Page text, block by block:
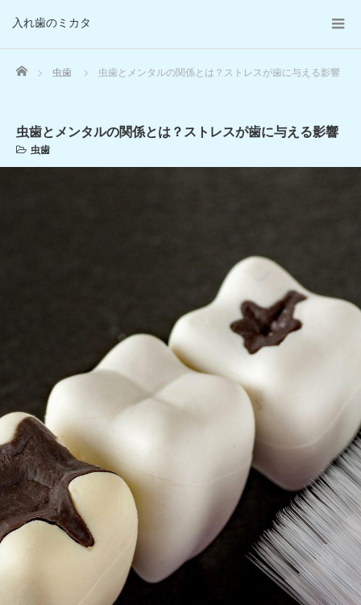
入れ歯のミカタ
Home 虫歯 虫歯とメンタルの関係とは？ストレスが歯に与える影響
虫歯とメンタルの関係とは？ストレスが歯に与える影響
虫歯